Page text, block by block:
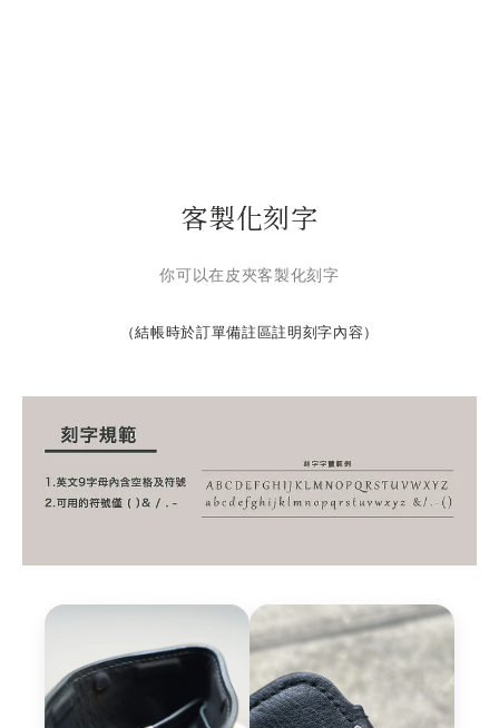
客製化刻字
你可以在皮夾客製化刻字
（結帳時於訂單備註區註明刻字內容）